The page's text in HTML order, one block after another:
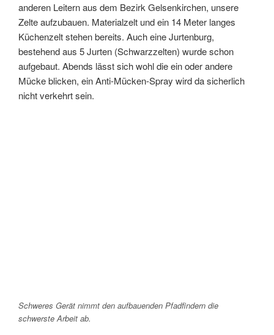
anderen Leitern aus dem Bezirk Gelsenkirchen, unsere
Zelte aufzubauen. Materialzelt und ein 14 Meter langes
Küchenzelt stehen bereits. Auch eine Jurtenburg,
bestehend aus 5 Jurten (Schwarzzelten) wurde schon
aufgebaut. Abends lässt sich wohl die ein oder andere
Mücke blicken, ein Anti-Mücken-Spray wird da sicherlich
nicht verkehrt sein.
Schweres Gerät nimmt den aufbauenden Pfadfindern die
schwerste Arbeit ab.